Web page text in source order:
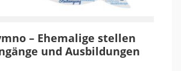
– Ehemalige stellen
und Ausbildungen